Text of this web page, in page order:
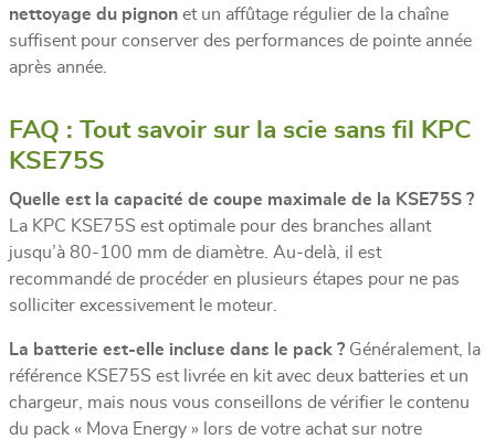
nettoyage du pignon et un affûtage régulier de la chaîne
suffisent pour conserver des performances de pointe année
après année.
FAQ : Tout savoir sur la scie sans fil KPC
KSE75S
Quelle est la capacité de coupe maximale de la KSE75S ?
La KPC KSE75S est optimale pour des branches allant
jusqu’à 80-100 mm de diamètre. Au-delà, il est
recommandé de procéder en plusieurs étapes pour ne pas
solliciter excessivement le moteur.
La batterie est-elle incluse dans le pack ? Généralement, la
référence KSE75S est livrée en kit avec deux batteries et un
chargeur, mais nous vous conseillons de vérifier le contenu
du pack « Mova Energy » lors de votre achat sur notre